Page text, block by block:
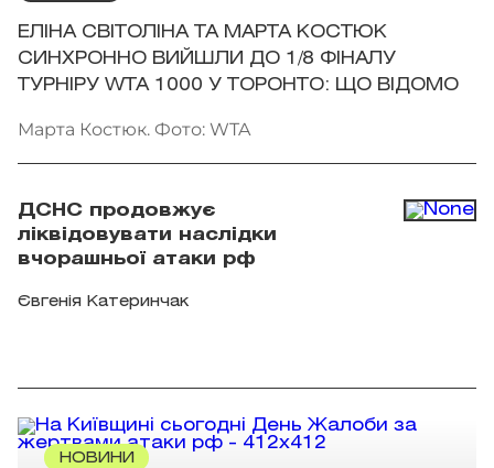
ЕЛІНА СВІТОЛІНА ТА МАРТА КОСТЮК
СИНХРОННО ВИЙШЛИ ДО 1/8 ФІНАЛУ
ТУРНІРУ WTA 1000 У ТОРОНТО: ЩО ВІДОМО
Марта Костюк. Фото: WTA
ДСНС продовжує
ліквідовувати наслідки
вчорашньої атаки рф
Євгенія Катеринчак
НОВИНИ